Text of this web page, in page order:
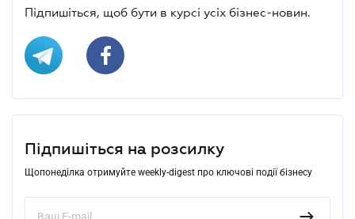
Підпишіться, щоб бути в курсі усіх бізнес-новин.
Підпишіться на розсилку
Щопонеділка отримуйте weekly-digest про ключові події бізнесу